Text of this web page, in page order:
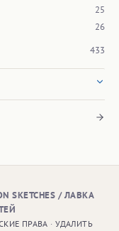
25
26
433
SKETCHES / ЛАВКА
ПРАВА ·УДАЛИТЬ